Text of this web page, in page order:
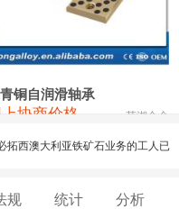
24,400
39,300 0
铜自润滑轴承
协商价格 芜湖合金
拓西澳大利亚铁矿石业务的工人已
规 统计 分析